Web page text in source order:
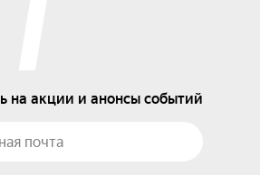
на акции и анонсы событий